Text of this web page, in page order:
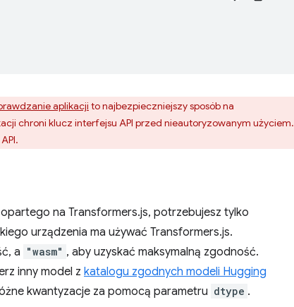
aplikacji to najbezpieczniejszy sposób na
chroni klucz interfejsu API przed nieautoryzowanym użyciem.
na Transformers.js, potrzebujesz tylko
urządzenia ma używać Transformers.js.
a "wasm" , aby uzyskać maksymalną zgodność.
inny model z katalogu zgodnych modeli Hugging
kwantyzacje za pomocą parametru dtype .